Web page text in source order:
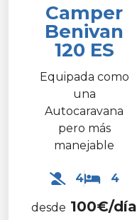
Camper
Benivan
120 ES
Equipada como
una
Autocaravana
pero más
manejable
4 4
desde 100€/día